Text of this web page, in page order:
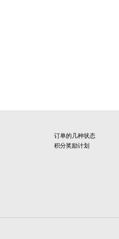
订单的几种状态
积分奖励计划